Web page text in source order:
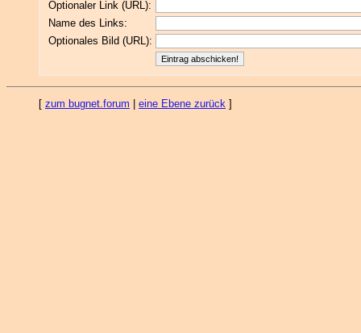
Optionaler Link (URL):
Name des Links:
Optionales Bild (URL):
[ zum bugnet.forum eine Ebene zurück ]